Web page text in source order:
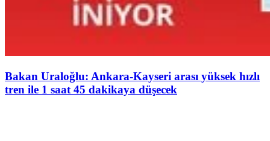
Bakan Uraloğlu: Ankara-Kayseri arası yüksek hızlı
tren ile 1 saat 45 dakikaya düşecek